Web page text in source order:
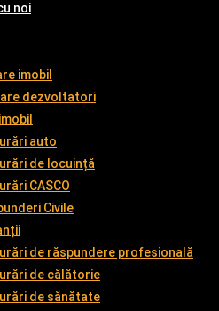
noi
imobil
dezvoltatori
auto
de locuință
CASCO
Civile
de răspundere profesională
de călătorie
de sănătate